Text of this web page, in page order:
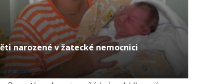
narozené v žatecké nemocnici
12 lety